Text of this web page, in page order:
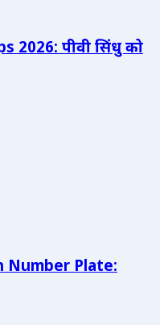
2026: पीवी सिंधु को
Number Plate: